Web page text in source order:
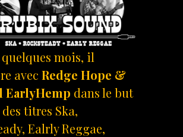
mois, il
avec Redge Hope &
EarlyHemp dans le but
titres Ska,
Ealrly Reggae,